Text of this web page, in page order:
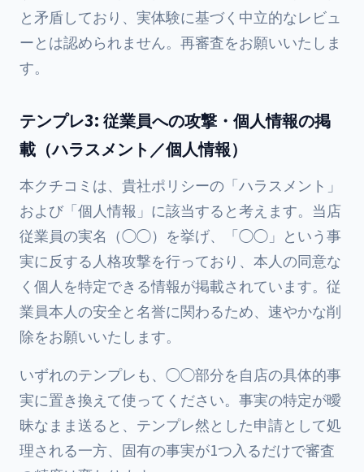
と矛盾しており、実体験に基づく中立的なレビュ
ーとは認められません。再審査をお願いいたしま
す。
テンプレ3: 従業員への攻撃・個人情報の掲
載（ハラスメント／個人情報）
本クチコミは、貴社ポリシーの「ハラスメント」
および「個人情報」に該当すると考えます。当店
従業員の実名（◯◯）を挙げ、「◯◯」という事
実に反する人格攻撃を行っており、本人の同意な
く個人を特定できる情報が掲載されています。従
業員本人の安全と名誉に関わるため、速やかな削
除をお願いいたします。
いずれのテンプレも、◯◯部分を自店の具体的事
実に置き換えて使ってください。事実の特定が曖
昧なまま送ると、テンプレ然とした申請として処
理される一方、固有の事実が1つ入るだけで審査